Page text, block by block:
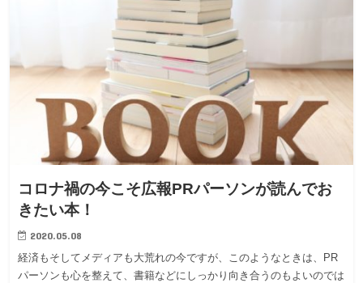
コロナ禍の今こそ広報PRパーソンが読んでお
きたい本！
2020.05.08
経済もそしてメディアも大荒れの今ですが、このようなときは、PR
パーソンも心を整えて、書籍などにしっかり向き合うのもよいのでは